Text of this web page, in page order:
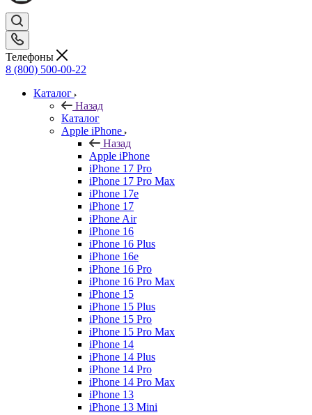
Телефоны
8 (800) 500-00-22
Каталог
Назад
Каталог
Apple iPhone
Назад
Apple iPhone
iPhone 17 Pro
iPhone 17 Pro Max
iPhone 17e
iPhone 17
iPhone Air
iPhone 16
iPhone 16 Plus
iPhone 16e
iPhone 16 Pro
iPhone 16 Pro Max
iPhone 15
iPhone 15 Plus
iPhone 15 Pro
iPhone 15 Pro Max
iPhone 14
iPhone 14 Plus
iPhone 14 Pro
iPhone 14 Pro Max
iPhone 13
iPhone 13 Mini